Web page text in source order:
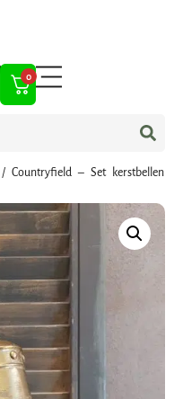
0
/ Countryfield – Set kerstbellen